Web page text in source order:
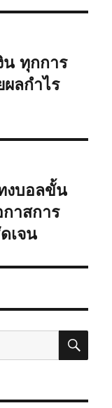
น ทุกการ
ลกำไร
งบอลขั้น
าสการ
เจน
ค้น